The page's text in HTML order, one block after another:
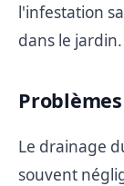
l'infestation
dans le jardin.
Le drainage
souvent